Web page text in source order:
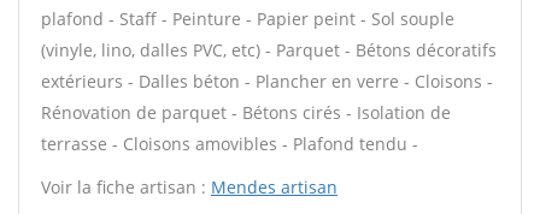
plafond - Staff - Peinture - Papier peint - Sol souple
(vinyle, lino, dalles PVC, etc) - Parquet - Bétons décoratifs
extérieurs - Dalles béton - Plancher en verre - Cloisons -
Rénovation de parquet - Bétons cirés - Isolation de
terrasse - Cloisons amovibles - Plafond tendu -
Voir la fiche artisan : Mendes artisan